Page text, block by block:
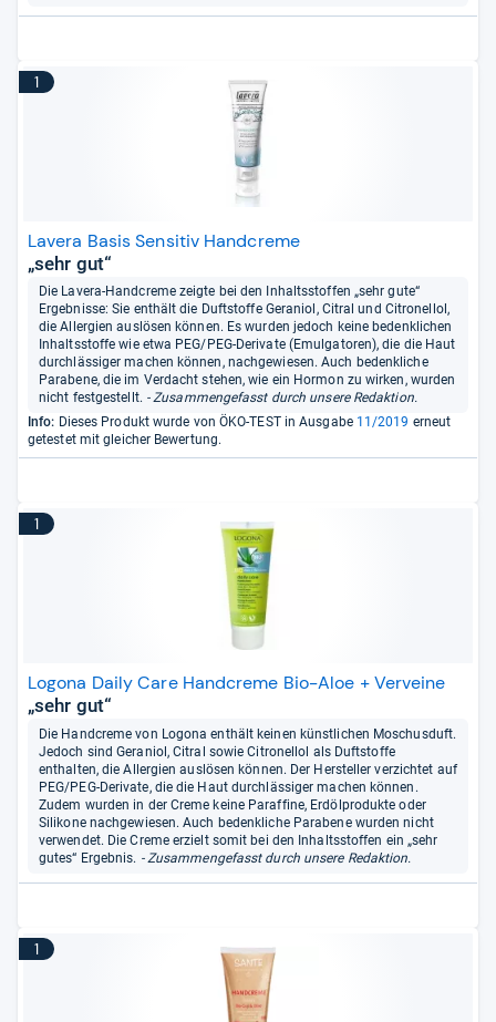
1
Lavera Basis Sensitiv Handcreme
„sehr gut“
Die Lavera-Handcreme zeigte bei den Inhaltsstoffen „sehr gute“
Ergebnisse: Sie enthält die Duftstoffe Geraniol, Citral und Citronellol,
die Allergien auslösen können. Es wurden jedoch keine bedenklichen
Inhaltsstoffe wie etwa PEG/PEG-Derivate (Emulgatoren), die die Haut
durchlässiger machen können, nachgewiesen. Auch bedenkliche
Parabene, die im Verdacht stehen, wie ein Hormon zu wirken, wurden
nicht festgestellt. - Zusammengefasst durch unsere Redaktion.
Info: Dieses Produkt wurde von ÖKO-TEST in Ausgabe 11/2019 erneut
getestet mit gleicher Bewertung.
1
Logona Daily Care Handcreme Bio-Aloe + Verveine
„sehr gut“
Die Handcreme von Logona enthält keinen künstlichen Moschusduft.
Jedoch sind Geraniol, Citral sowie Citronellol als Duftstoffe
enthalten, die Allergien auslösen können. Der Hersteller verzichtet auf
PEG/PEG-Derivate, die die Haut durchlässiger machen können.
Zudem wurden in der Creme keine Paraffine, Erdölprodukte oder
Silikone nachgewiesen. Auch bedenkliche Parabene wurden nicht
verwendet. Die Creme erzielt somit bei den Inhaltsstoffen ein „sehr
gutes“ Ergebnis. - Zusammengefasst durch unsere Redaktion.
1